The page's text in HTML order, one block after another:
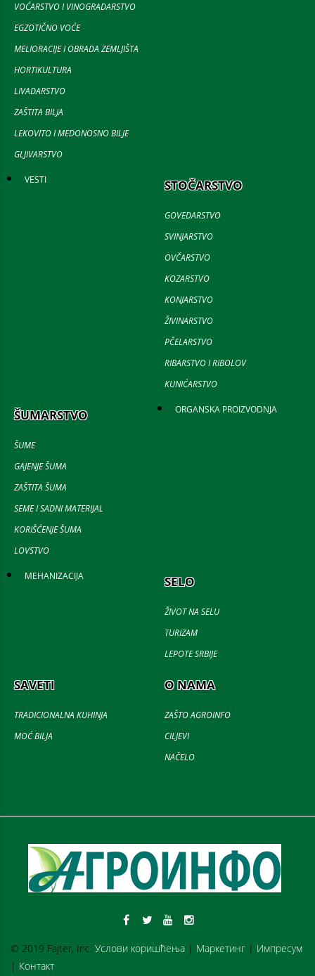
VOĆARSTVO I VINOGRADARSTVO
EGZOTIČNO VOĆE
MELIORACIJE I OBRADA ZEMLJIŠTA
HORTIKULTURA
LIVADARSTVO
ZAŠTITA BILJA
LEKOVITO I MEDONOSNO BILJE
GLJIVARSTVO
VESTI STOČARSTVO
GOVEDARSTVO
SVINJARSTVO
OVČARSTVO
KOZARSTVO
KONJARSTVO
ŽIVINARSTVO
PČELARSTVO
RIBARSTVO I RIBOLOV
KUNIĆARSTVO
ŠUMARSTVO
ŠUME
GAJENJE ŠUMA
ZAŠTITA ŠUMA
SEME I SADNI MATERIJAL
KORIŠĆENJE ŠUMA
LOVSTVO
ORGANSKA PROIZVODNJA
MEHANIZACIJA SELO
ŽIVOT NA SELU
TURIZAM
LEPOTE SRBIJE
SAVETI
TRADICIONALNA KUHINJA
MOĆ BILJA
O NAMA
ZAŠTO AGROINFO
CILJEVI
NAČELO
© 2019 Fajter, Inc. Услови коришћења | Маркетинг | Импресум
| Контакт